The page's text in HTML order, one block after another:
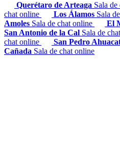
Querétaro de Arteaga Sala
chat online
Los Álamos Sala
Amoles Sala de chat online El
San Antonio de la Cal Sala de
chat online
San Pedro
Cañada Sala de chat online